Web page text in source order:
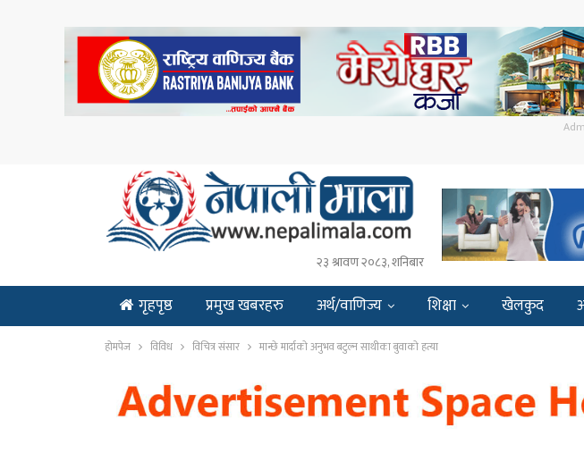
२३ श्रावण २०८३, शनिबार
गृहपृष्ठ प्रमुख खबरहरु अर्थ/वाणिज्य शिक्षा खेलकुद
ENGLISH
होमपेज विविध विचित्र संसार मान्छे मार्दाको अनुभव बटुल्न साथीका बुवाको हत्या